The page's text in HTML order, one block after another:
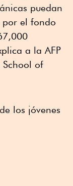
puedan
el fondo
a la AFP
of
los jóvenes